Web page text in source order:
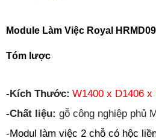
Module Làm Việc Royal HRMD09
Tóm lược
-Kích Thước: W1400 x D1406 x
-Chất liệu: gỗ công nghiệp phủ
-Modul làm việc 2 chỗ có hộc